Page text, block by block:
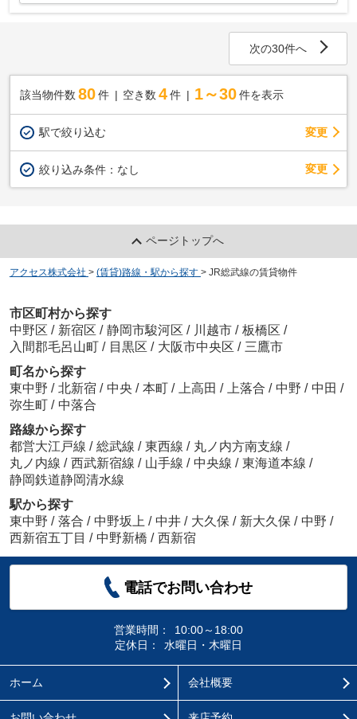
次の30件へ
該当物件数 80件 空き数 4 件 1～30 件を表示
駅で絞り込む 変更
絞り込み条件： なし 変更
ページトップへ
アクセス株式会社 > (賃貸)路線・駅から探す > JR総武線の賃貸物件
市区町村から探す
中野区 / 新宿区 / 静岡市駿河区 / 川越市 / 板橋区 /
入間郡毛呂山町 / 目黒区 / 大阪市中央区 / 三鷹市
町名から探す
東中野 / 北新宿 / 中央 / 本町 / 上高田 / 上落合 / 中野 / 中田 /
弥生町 / 中落合
路線から探す
都営大江戸線 / 総武線 / 東西線 / 丸ノ内方南支線 /
丸ノ内線 / 西武新宿線 / 山手線 / 中央線 / 東海道本線 /
静岡鉄道静岡清水線
駅から探す
東中野 / 落合 / 中野坂上 / 中井 / 大久保 / 新大久保 / 中野 /
西新宿五丁目 / 中野新橋 / 西新宿
電話でお問い合わせ
営業時間：
10:00～18:00
定休日：
水曜日・木曜日
ホーム 会社概要